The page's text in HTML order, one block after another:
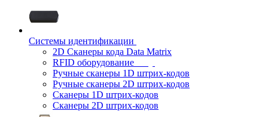
Системы идентификации
2D Сканеры кода Data Matrix
RFID оборудование
Ручные сканеры 1D штрих-кодов
Ручные сканеры 2D штрих-кодов
Сканеры 1D штрих-кодов
Сканеры 2D штрих-кодов